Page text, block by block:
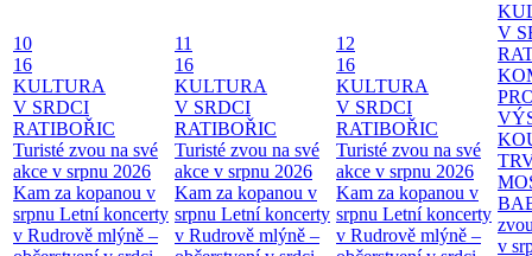
10
16
KULTURA
V SRDCI
RATIBOŘIC
Turisté zvou na své
akce v srpnu 2026
Kam za kopanou v
srpnu Letní koncerty
v Rudrově mlýně –
11
16
KULTURA
V SRDCI
RATIBOŘIC
Turisté zvou na své
akce v srpnu 2026
Kam za kopanou v
srpnu Letní koncerty
v Rudrově mlýně –
12
16
KULTURA
V SRDCI
RATIBOŘIC
Turisté zvou na své
akce v srpnu 2026
Kam za kopanou v
srpnu Letní koncerty
v Rudrově mlýně –
V
v